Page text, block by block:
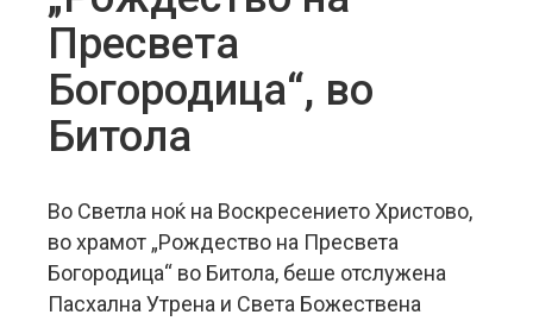
Пресвета
Богородица“, во
Битола
Во Светла ноќ на Воскресението Христово,
во храмот „Рождество на Пресвета
Богородица“ во Битола, беше отслужена
Пасхална Утрена и Света Божествена